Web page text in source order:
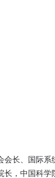
长、国际
，中国科